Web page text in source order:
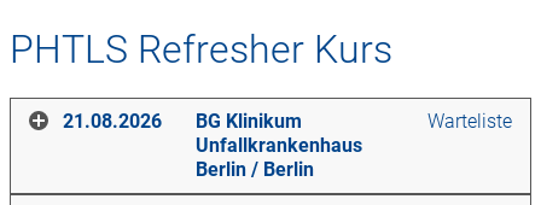
PHTLS Refresher Kurs
21.08.2026
BG Klinikum
Unfallkrankenhaus
Berlin / Berlin
Warteliste